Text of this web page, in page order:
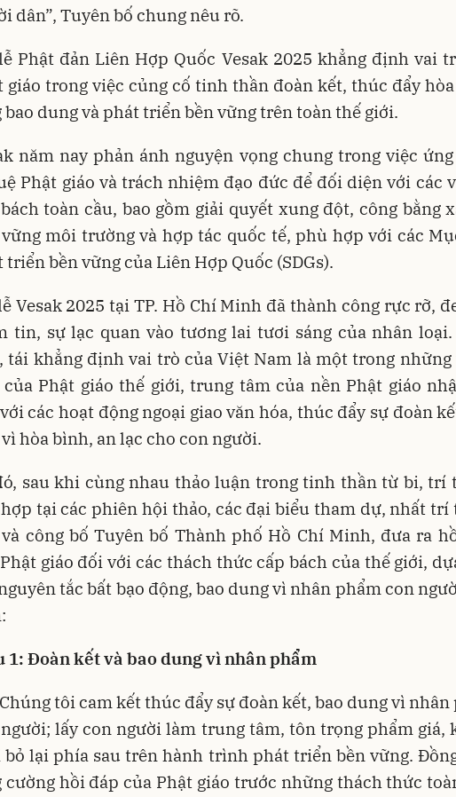
dân”, Tuyên bố chung nêu rõ.
Phật đản Liên Hợp Quốc Vesak 2025 khẳng định vai
giáo trong việc củng cố tinh thần đoàn kết, thúc đẩy
bao dung và phát triển bền vững trên toàn thế giới.
năm nay phản ánh nguyện vọng chung trong việc
Phật giáo và trách nhiệm đạo đức để đối diện với các
toàn cầu, bao gồm giải quyết xung đột, công bằng
môi trường và hợp tác quốc tế, phù hợp với các
triển bền vững của Liên Hợp Quốc (SDGs).
Vesak 2025 tại TP. Hồ Chí Minh đã thành công rực rỡ,
tin, sự lạc quan vào tương lai tươi sáng của nhân
tái khẳng định vai trò của Việt Nam là một trong
Phật giáo thế giới, trung tâm của nền Phật giáo
các hoạt động ngoại giao văn hóa, thúc đẩy sự đoàn
hòa bình, an lạc cho con người.
sau khi cùng nhau thảo luận trong tinh thần từ bi, trí
tại các phiên hội thảo, các đại biểu tham dự, nhất trí
công bố Tuyên bố Thành phố Hồ Chí Minh, đưa ra
giáo đối với các thách thức cấp bách của thế giới,
tắc bất bạo động, bao dung vì nhân phẩm con
1: Đoàn kết và bao dung vì nhân phẩm
tôi cam kết thúc đẩy sự đoàn kết, bao dung vì nhân
lấy con người làm trung tâm, tôn trọng phẩm giá,
bỏ lại phía sau trên hành trình phát triển bền vững.
cường hồi đáp của Phật giáo trước những thách thức